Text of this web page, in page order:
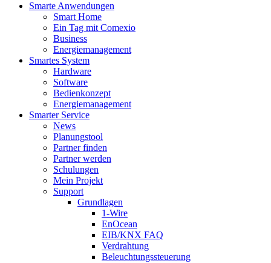
Smarte Anwendungen
Smart Home
Ein Tag mit Comexio
Business
Energiemanagement
Smartes System
Hardware
Software
Bedienkonzept
Energiemanagement
Smarter Service
News
Planungstool
Partner finden
Partner werden
Schulungen
Mein Projekt
Support
Grundlagen
1-Wire
EnOcean
EIB/KNX FAQ
Verdrahtung
Beleuchtungssteuerung